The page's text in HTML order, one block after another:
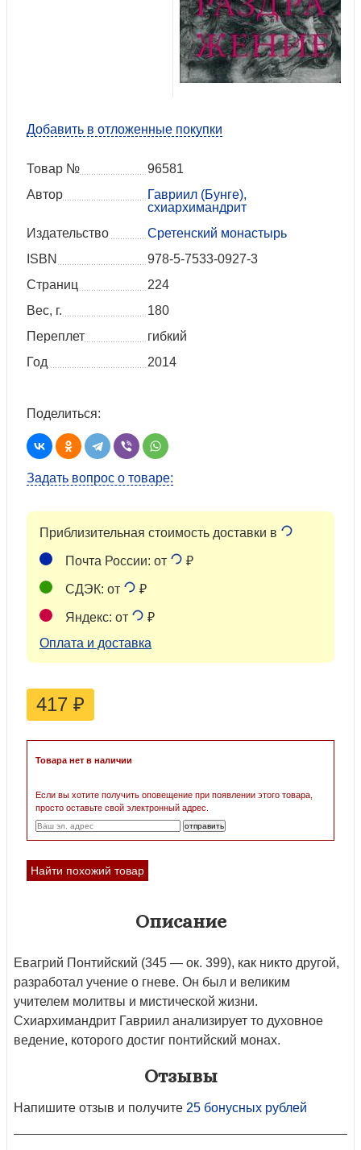
Добавить в отложенные покупки
Товар №
96581
Автор
Гавриил (Бунге),
схиархимандрит
Издательство
Сретенский монастырь
ISBN
978-5-7533-0927-3
Страниц
224
Вес, г.
180
Переплет
гибкий
Год
2014
Поделиться:
Задать вопрос о товаре:
Приблизительная стоимость доставки в
Почта России: от ₽
СДЭК: от ₽
Яндекс: от
₽
Оплата и доставка
417 ₽
Товара нет в наличии
Если вы хотите получить оповещение при появлении этого товара,
просто оставьте свой электронный адрес.
Найти похожий товар
Описание
Евагрий Понтийский (345 — ок. 399), как никто другой,
разработал учение о гневе. Он был и великим
учителем молитвы и мистической жизни.
Схиархимандрит Гавриил анализирует то духовное
ведение, которого достиг понтийский монах.
Отзывы
Напишите отзыв и получите 25 бонусных рублей